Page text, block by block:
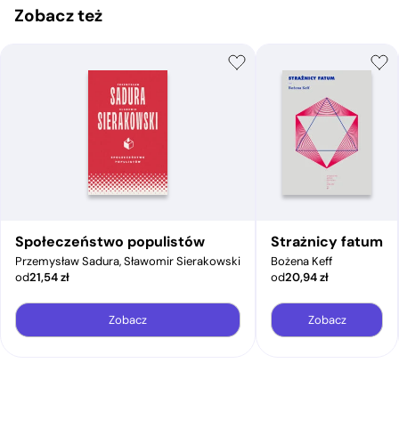
Zobacz też
Społeczeństwo populistów
Przemysław Sadura, Sławomir Sierakowski
od21,54zł
Zobacz
Strażnicy fatum
Bożena Keff
od20,94zł
Zobacz